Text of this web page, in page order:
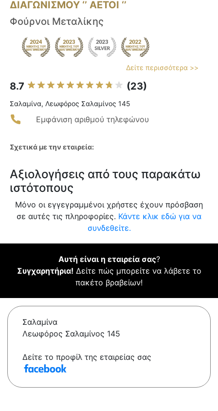
ΔΙΑΓΩΝΙΣΜΟΥ ‘’ ΑΕΤΟΙ ‘’
Φούρνοι Μεταλίκης
Δείτε περισσότερα >>
8.7 (23)
Σαλαμίνα, Λεωφόρος Σαλαμίνος 145
Εμφάνιση αριθμού τηλεφώνου
Σχετικά με την εταιρεία:
Αξιολογήσεις από τους παρακάτω
ιστότοπους
Μόνο οι εγγεγραμμένοι χρήστες έχουν πρόσβαση
σε αυτές τις πληροφορίες. Κάντε κλικ εδώ για να
συνδεθείτε.
Αυτή είναι η εταιρεία σας?
Συγχαρητήρια! Δείτε πώς μπορείτε να λάβετε το
πακέτο βραβείων!
Σαλαμίνα
Λεωφόρος Σαλαμίνος 145
Δείτε το προφίλ της εταιρείας σας